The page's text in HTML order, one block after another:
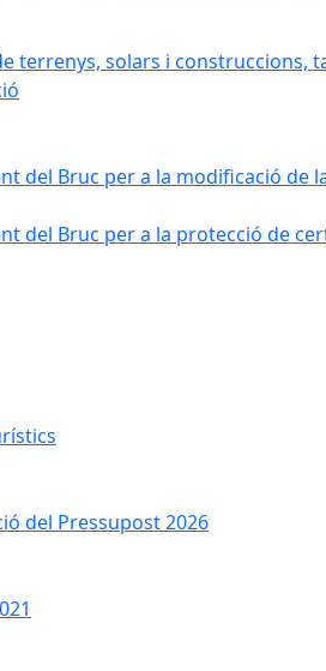
terrenys, solars i construccions,
del Bruc per a la modificació de
del Bruc per a la protecció de
del Pressupost 2026